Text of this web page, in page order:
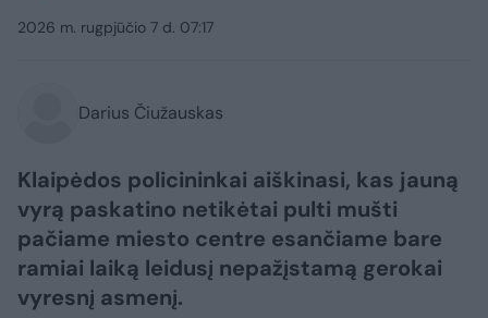
2026 m. rugpjūčio 7 d. 07:17
Darius Čiužauskas
Klaipėdos policininkai aiškinasi, kas jauną
vyrą paskatino netikėtai pulti mušti
pačiame miesto centre esančiame bare
ramiai laiką leidusį nepažįstamą gerokai
vyresnį asmenį.